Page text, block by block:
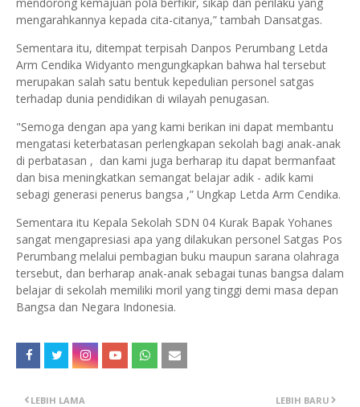
mengarahkannya kepada cita-citanya,” tambah Dansatgas.
Sementara itu, ditempat terpisah Danpos Perumbang Letda
Arm Cendika Widyanto mengungkapkan bahwa hal tersebut
merupakan salah satu bentuk kepedulian personel satgas
terhadap dunia pendidikan di wilayah penugasan.
"Semoga dengan apa yang kami berikan ini dapat membantu
mengatasi keterbatasan perlengkapan sekolah bagi anak-anak
di perbatasan , dan kami juga berharap itu dapat bermanfaat
dan bisa meningkatkan semangat belajar adik - adik kami
sebagi generasi penerus bangsa ,” Ungkap Letda Arm Cendika.
Sementara itu Kepala Sekolah SDN 04 Kurak Bapak Yohanes
sangat mengapresiasi apa yang dilakukan personel Satgas Pos
Perumbang melalui pembagian buku maupun sarana olahraga
tersebut, dan berharap anak-anak sebagai tunas bangsa dalam
belajar di sekolah memiliki moril yang tinggi demi masa depan
Bangsa dan Negara Indonesia.
LEBIH BARU
LEBIH LAMA